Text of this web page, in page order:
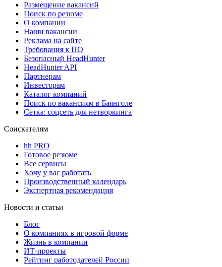
Размещение вакансий
Поиск по резюме
О компании
Наши вакансии
Реклама на сайте
Требования к ПО
Безопасный HeadHunter
HeadHunter API
Партнерам
Инвесторам
Каталог компаний
Поиск по вакансиям в Баянголе
Сетка: соцсеть для нетворкинга
Соискателям
hh PRO
Готовое резюме
Все сервисы
Хочу у вас работать
Производственный календарь
Экспертная рекомендация
Новости и статьи
Блог
О компаниях в игровой форме
Жизнь в компании
ИТ-проекты
Рейтинг работодателей России